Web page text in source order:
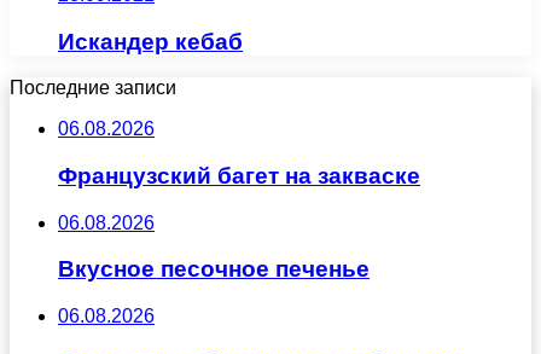
Искандер кебаб
Последние записи
06.08.2026
Французский багет на закваске
06.08.2026
Вкусное песочное печенье
06.08.2026